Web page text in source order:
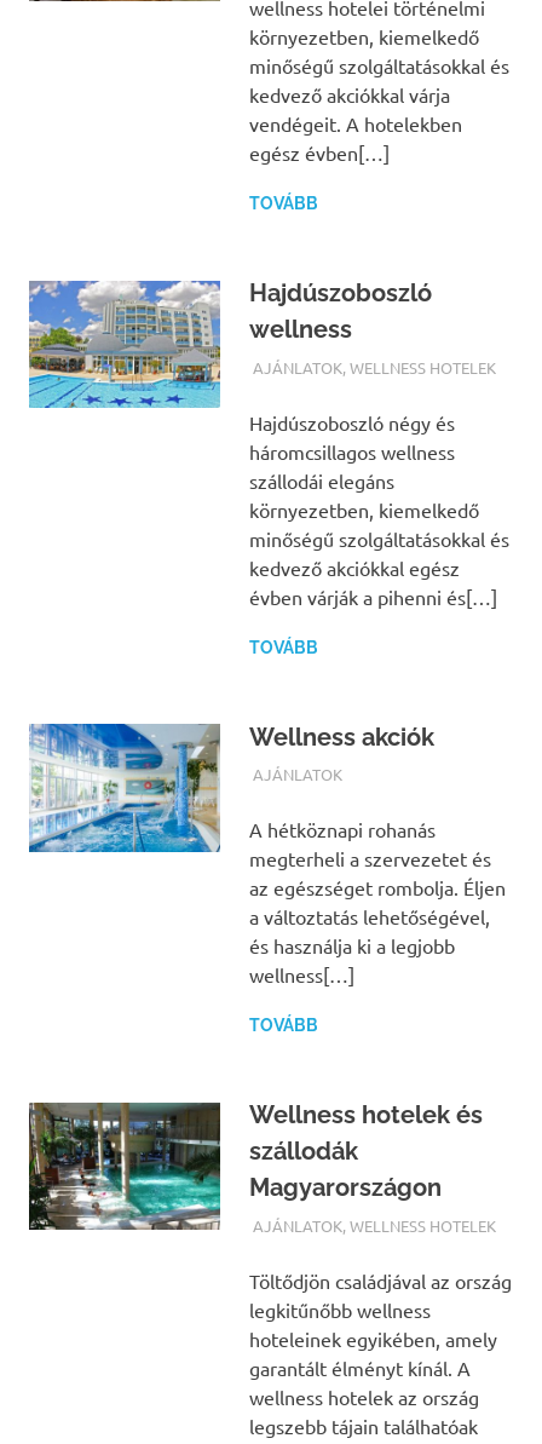
wellness hotelei történelmi
környezetben, kiemelkedő
minőségű szolgáltatásokkal és
kedvező akciókkal várja
vendégeit. A hotelekben
egész évben[…]
TOVÁBB
Hajdúszoboszló
wellness
TERMALFURDOK.COM
AJÁNLATOK,WELLNESS HOTELEK
Hajdúszoboszló négy és
háromcsillagos wellness
szállodái elegáns
környezetben, kiemelkedő
minőségű szolgáltatásokkal és
kedvező akciókkal egész
évben várják a pihenni és[…]
TOVÁBB
Wellness akciók
TERMALFURDOK.COM
AJÁNLATOK
A hétköznapi rohanás
megterheli a szervezetet és
az egészséget rombolja. Éljen
a változtatás lehetőségével,
és használja ki a legjobb
wellness[…]
TOVÁBB
Wellness hotelek és
szállodák
Magyarországon
TERMALFURDOK.COM
AJÁNLATOK,WELLNESS HOTELEK
Töltődjön családjával az ország
legkitűnőbb wellness
hoteleinek egyikében, amely
garantált élményt kínál. A
wellness hotelek az ország
legszebb tájain találhatóak